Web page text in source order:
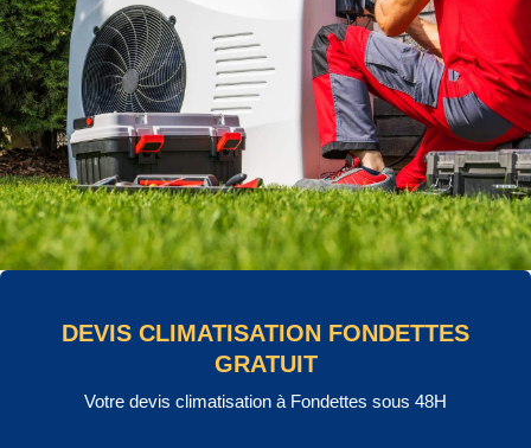
DEVIS CLIMATISATION FONDETTES
GRATUIT
Votre devis climatisation à Fondettes sous 48H